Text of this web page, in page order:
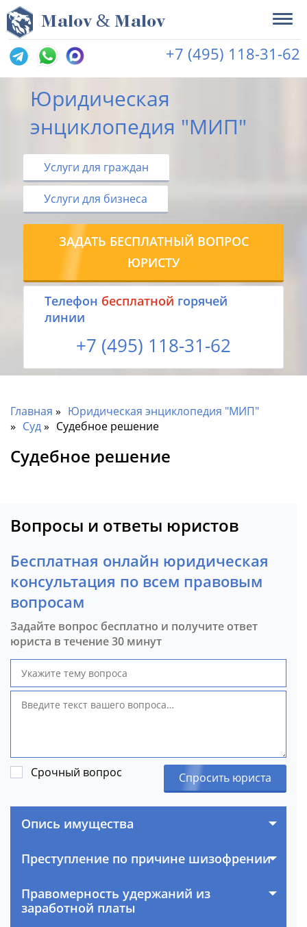
Malov & Malov
+7 (495) 118-31-62
Юридическая
энциклопедия "МИП"
Услуги для граждан
Услуги для бизнеса
ЗАДАТЬ БЕСПЛАТНЫЙ ВОПРОС
ЮРИСТУ
Tелефон бесплатной горячей
линии
+7 (495) 118-31-62
Главная
Юридическая энциклопедия "МИП"
Суд
Судебное решение
Судебное решение
Вопросы и ответы юристов
Бесплатная онлайн юридическая
консультация по всем правовым
вопросам
Задайте вопрос бесплатно и получите ответ
юриста в течение 30 минут
Срочный вопрос Спросить юриста
Опись имущества
Преступление по причине шизофрении
Правомерность удержаний из
заработной платы